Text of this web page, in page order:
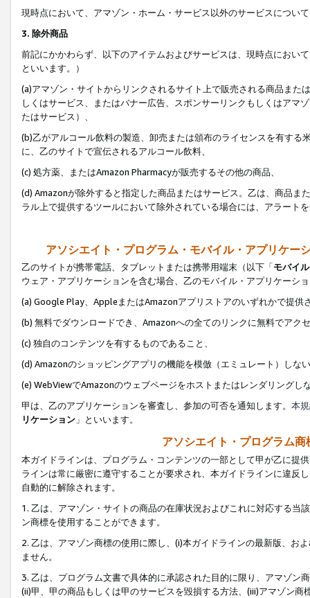
現時点において、アマゾン・ホーム・サービス以外のサービスについ
3. 除外商品
前記にかかわらず、以下のアイテムおよびサービスは、現時点におい
といいます。）
(a)アマゾン・サイトからリンクされるサイト上で販売される商品ま
しくはサービス、またはバナー広告、スポンサーリンクもしくはアマ
たはサービス）、
(b)乙がアルコール飲料の製造、卸売または頒布のライセンスを有す
に、乙のサイトで宣伝されるアルコール飲料、
(c) 処方薬、またはAmazon Pharmacyが販売するその他の商品、
(d) Amazonが除外すると指定した商品またはサービス。乙は、商品ま
ラル上で提供するツールにおいて除外されている場合には、アラート
アソシエイト・プログラム・モバイル・アプリケー
乙のサイトが携帯電話、タブレットまたは携帯用端末（以下「モバイ
ウェア・アプリケーションを含む場合、乙のモバイル・アプリケーシ
(a) Google Play、AppleまたはAmazonアプリストアのいずれかで提供
(b) 無料でダウンロードでき、Amazonへの全てのリンクに無料でアク
(c) 独自のコンテンツを有するものであること、
(d) Amazonのショッピングアプリの機能を模倣（エミュレート）しな
(e) WebViewでAmazonのウェブページをホストまたはレンダリングし
甲は、乙のアプリケーションを審査し、参加の可否を通知します。 本
リケーション 」といいます。
アソシエイト・プログラム
本ガイドラインは、プログラム・コンテンツの一部として甲が乙に提
ラインは常に厳密に遵守することが要求され、本ガイドラインに違反
自動的に解除されます。
1. 乙は、アマゾン・サイトの商品の在庫状況およびこれに対応する
ン商標を使用することができます。
2. 乙は、アマゾン商標の使用に際し、(i)本ガイドラインの最新版、お
ません。
3. 乙は、プログラム文書で具体的に承認された目的に限り、アマゾン
(ii)甲、甲の商品もしくは甲のサービスを毀損する方法、(iii)アマゾン